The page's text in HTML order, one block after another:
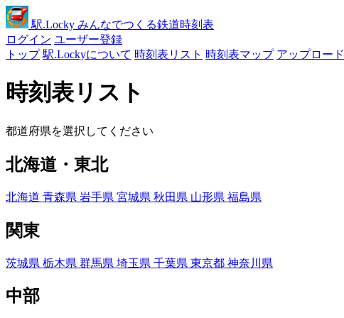
駅.Locky みんなでつくる鉄道時刻表
ログイン ユーザー登録
トップ 駅.Lockyについて 時刻表リスト 時刻表マップ アップロード
時刻表リスト
都道府県を選択してください
北海道・東北
北海道 青森県 岩手県 宮城県 秋田県 山形県 福島県
関東
茨城県 栃木県 群馬県 埼玉県 千葉県 東京都 神奈川県
中部